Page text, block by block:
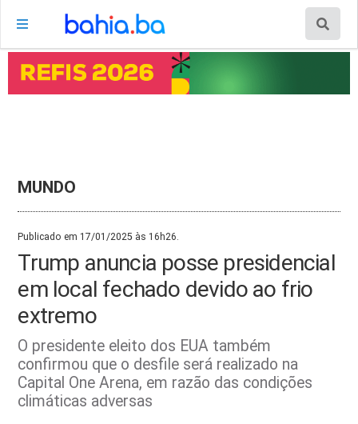
MUNDO
Publicado em 17/01/2025 às 16h26.
Trump anuncia posse presidencial
em local fechado devido ao frio
extremo
O presidente eleito dos EUA também
confirmou que o desfile será realizado na
Capital One Arena, em razão das condições
climáticas adversas